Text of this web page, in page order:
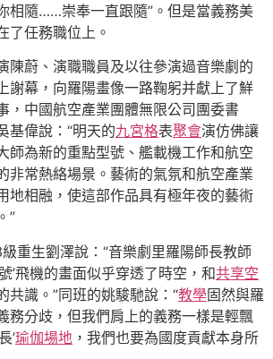
相隨……崇奉一直跟隨”。但是當義務美
了任務職位上。
陳蔚、演職職員及以往參演過音樂劇的
謝幕，向羅陽畫像一路鞠躬并獻上了鮮
，中國航空產業團體無限公司團委書
基偉說：“明天的九宮格表聚會演仿佛讓
師為新的重點型號、艦載機工作和航空
非常熱絡場景。藝術的氣氛和航空產業
地相融，使這部作品具有極年夜的藝術
”
重生劉澤說：“音樂劇里羅陽師長教師
’飛機的畫面似乎穿透了時空，和共享空
共識。”同班的姚駿馳說：“教學固然與羅
務分歧，但我們肩上的義務一樣是輕飄
’瑜伽場地 ，我們也要為國度貢獻本身所